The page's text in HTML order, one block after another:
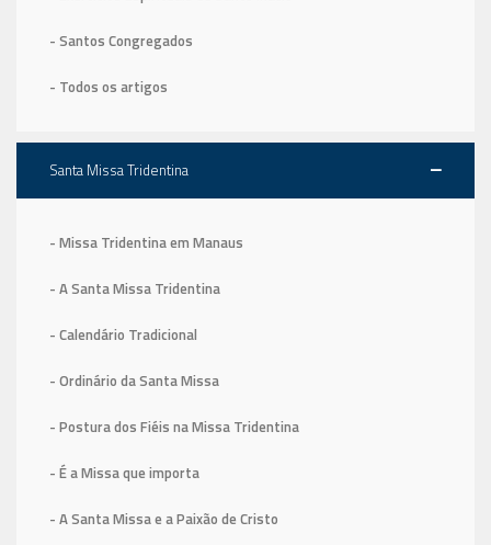
- Santos Congregados
- Todos os artigos
Santa Missa Tridentina
- Missa Tridentina em Manaus
- A Santa Missa Tridentina
- Calendário Tradicional
- Ordinário da Santa Missa
- Postura dos Fiéis na Missa Tridentina
- É a Missa que importa
- A Santa Missa e a Paixão de Cristo